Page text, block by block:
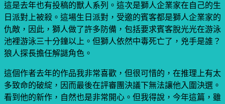
這是去年也有投稿的獸人系列。這次是獅人企業家在自己的生
日派對上被殺。這場生日派對，受邀的賓客都是獅人企業家的
仇敵，因此，獅人做了許多防備，包括要求賓客脫光光在游泳
池裡游泳三十分鐘以上。但獅人依然中毒死亡了，兇手是誰？
狼人探長擔任解謎角色。
這個作者去年的作品我非常喜歡，但很可惜的，在推理上有太
多致命的破綻，因而最後在評審團決議下無法讓他入圍決選。
看到他的新作，自然也是非常開心。但我得說，今年這篇，雖